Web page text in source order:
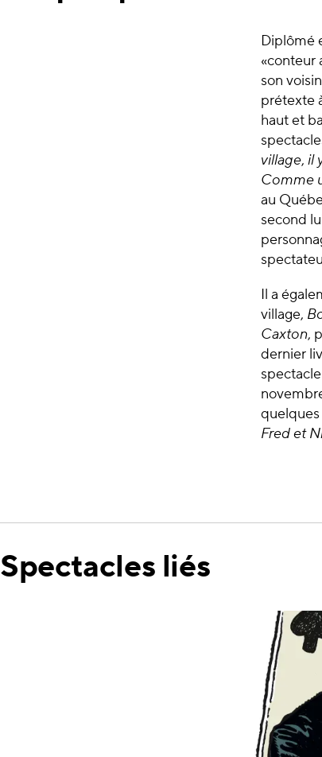
Diplômé
«conteur
son
prétexte
haut et
village, il
Comme
au
second
Il a
village,
Caxton,
dernier
spectacle
quelques
Fred et
Spectacles liés